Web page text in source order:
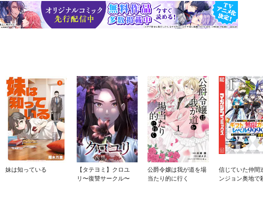
妹は知っている
【タテヨミ】クロユ
リ〜復讐サークル〜
公爵令嬢は我が道を場
当たり的に行く
信じていた仲間
ンジョン奥地で